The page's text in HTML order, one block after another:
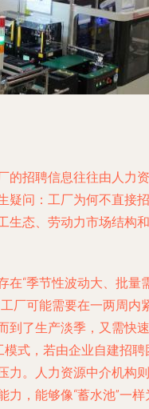
的招聘信息往往由人力资
疑问：工厂为何不直接招
生态、劳动力市场结构和
在“季节性波动大、批量
厂可能需要在一两周内
到了生产淡季，又需快速
模式，若由企业自建招聘
力。人力资源中介机构则
，能够像“蓄水池”一样